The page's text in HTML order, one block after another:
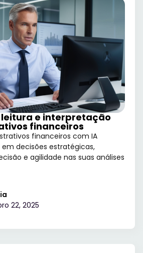
leitura e interpretação
financeiros
financeiros com IA
decisões estratégicas,
e agilidade nas suas análises
22, 2025